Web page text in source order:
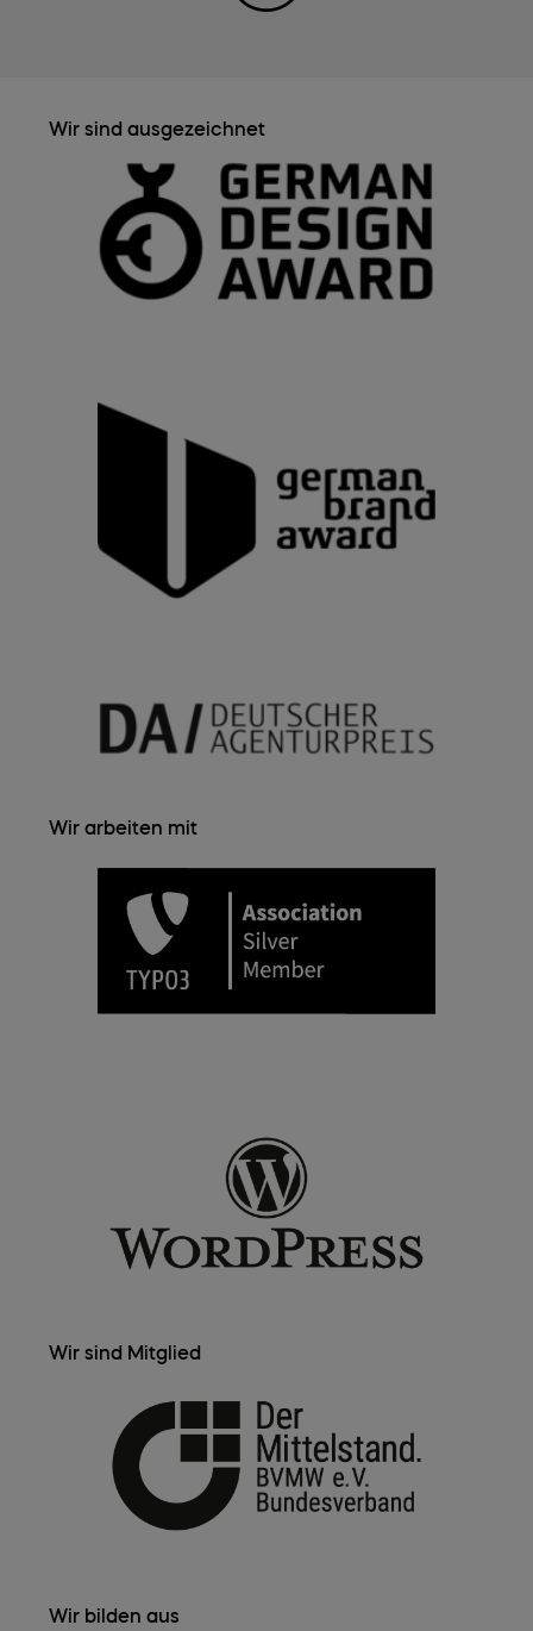
Wir sind ausgezeichnet
Wir arbeiten mit
Wir sind Mitglied
Wir bilden aus